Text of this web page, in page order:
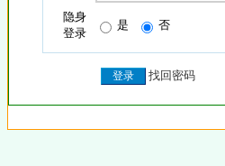
隐身
登录
是 否
找回密码